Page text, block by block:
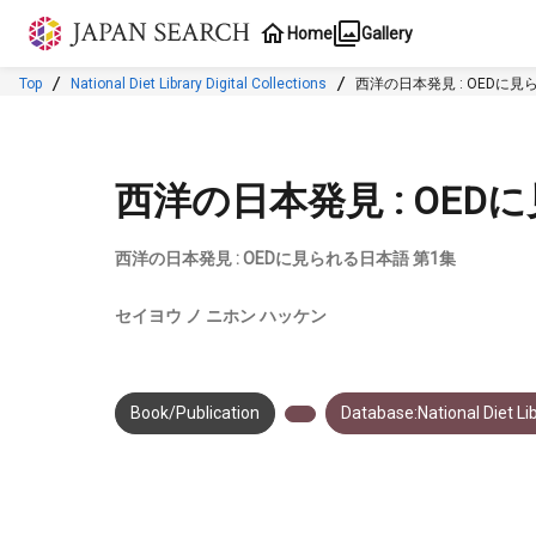
Jump to main content
Home Gallery
Top National Diet Library Digital Collections 西洋の日本発見 : OEDに見
西洋の日本発見 : OED
西洋の日本発見 : OEDに見られる日本語 第1集
セイヨウ ノ ニホン ハッケン
Book/Publication Database:National Diet